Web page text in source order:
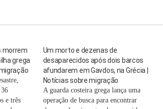
morrem
grega
e três
Um morto e dezenas de
desaparecidos após dois barcos
afundarem em Gavdos, na Grécia |
Notícias sobre migração
A guarda costeira grega lança uma
operação de busca para encontrar